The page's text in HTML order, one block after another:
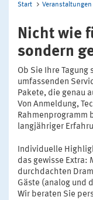
Start Veranstaltungen
Nicht wie
sondern
Ob Sie Ihre
umfassenden
Pakete, die genau
Von Anmeldung,
Rahmenprogramm
langjähriger
Individuelle
das gewisse Extra:
durchdachten
Gäste (analog und
Wir beraten Sie